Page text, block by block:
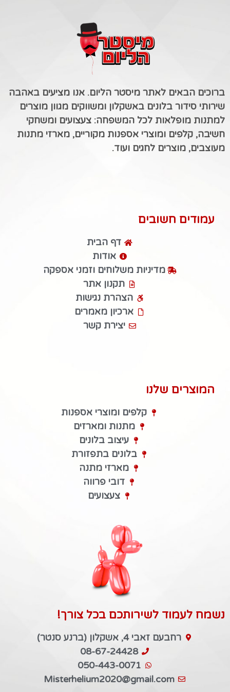
ברוכים הבאים לאתר מיסטר הליום. אנו מציעים באהבה
שירותי סידור בלונים באשקלון ומשווקים מגוון מוצרים
למתנות מופלאות לכל המשפחה: צעצועים ומשחקי
חשיבה, קלפים ומוצרי אספנות מקוריים, מארזי מתנות
מעוצבים, מוצרים לחגים ועוד.
עמודים חשובים
דף הבית
אודות
מדיניות משלוחים וזמני אספקה
תקנון אתר
הצהרת נגישות
ארכיון מאמרים
יצירת קשר
המוצרים שלנו
קלפים ומוצרי אספנות
מתנות ומארזים
עיצוב בלונים
בלונים בתפזורת
מארזי מתנה
דובי פרווה
צעצועים
נשמח לעמוד לשירותכם בכל צורך!
רחבעם זאבי 4, אשקלון (ברנע סנטר)
08-67-24428
050-443-0071
Misterhelium2020@gmail.com